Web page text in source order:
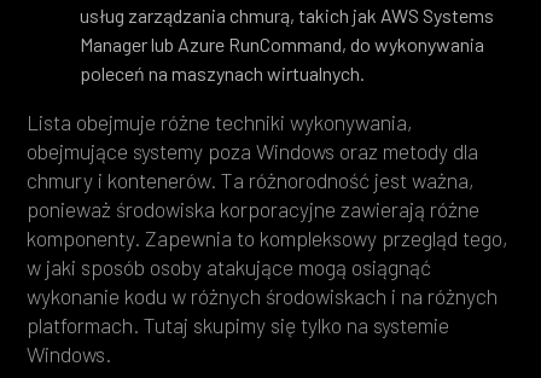
usług zarządzania chmurą, takich jak AWS Systems
Manager lub Azure RunCommand, do wykonywania
poleceń na maszynach wirtualnych.
Lista obejmuje różne techniki wykonywania,
obejmujące systemy poza Windows oraz metody dla
chmury i kontenerów. Ta różnorodność jest ważna,
ponieważ środowiska korporacyjne zawierają różne
komponenty. Zapewnia to kompleksowy przegląd tego,
w jaki sposób osoby atakujące mogą osiągnąć
wykonanie kodu w różnych środowiskach i na różnych
platformach. Tutaj skupimy się tylko na systemie
Windows.